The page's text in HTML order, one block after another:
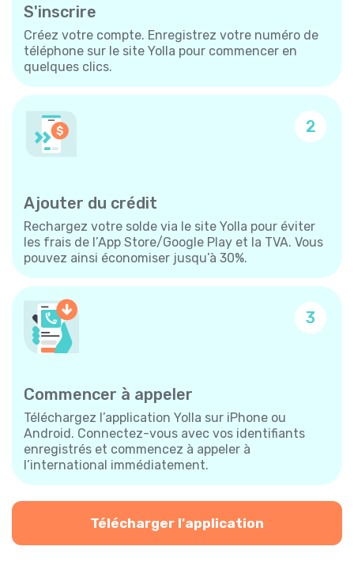
S'inscrire
Créez votre compte. Enregistrez votre numéro de
téléphone sur le site Yolla pour commencer en
quelques clics.
2
Ajouter du crédit
Rechargez votre solde via le site Yolla pour éviter
les frais de l’App Store/Google Play et la TVA. Vous
pouvez ainsi économiser jusqu’à 30%.
3
Commencer à appeler
Téléchargez l’application Yolla sur iPhone ou
Android. Connectez-vous avec vos identifiants
enregistrés et commencez à appeler à
l’international immédiatement.
Télécharger l'application